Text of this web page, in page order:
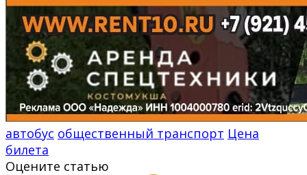
автобус общественный транспорт Цена
билета
Оцените статью